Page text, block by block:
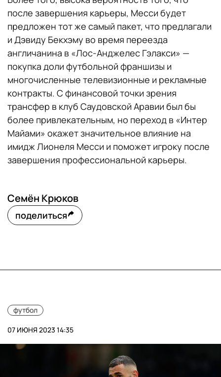
после завершения карьеры, Месси будет
предложен тот же самый пакет, что предлагали
и Дэвиду Бекхэму во время переезда
англичанина в «Лос-Анджелес Гэлакси» —
покупка доли футбольной франшизы и
многочисленные телевизионные и рекламные
контракты. С финансовой точки зрения
трансфер в клуб Саудовской Аравии был бы
более привлекательным, но переход в «Интер
Майами» окажет значительное влияние на
имидж Лионеля Месси и поможет игроку после
завершения профессиональной карьеры.
Семён Крюков
поделиться
футбол
07 ИЮНЯ 2023 14:35